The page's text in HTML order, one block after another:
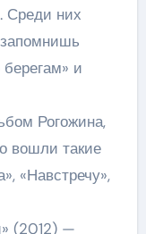
Среди них
и
Рогожина,
вошли такие
«Навстречу»,
(2012) —